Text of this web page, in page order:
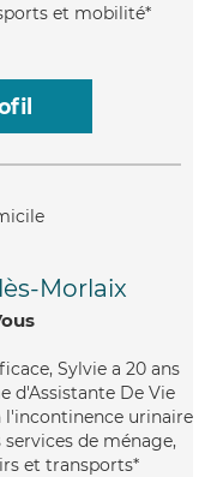
et mobilité*
Morlaix
Sylvie a 20 ans
d'Assistante De Vie
l'incontinence urinaire
de ménage,
et transports*